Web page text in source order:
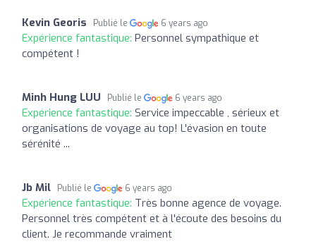
Kevin Georis Publié le 6 years ago
Expérience fantastique: Personnel sympathique et
compétent !
Minh Hung LUU Publié le 6 years ago
Expérience fantastique: Service impeccable , sérieux et
organisations de voyage au top! L'évasion en toute
sérénité ...
Jb Mil Publié le 6 years ago
Expérience fantastique: Très bonne agence de voyage.
Personnel très compétent et à l'écoute des besoins du
client. Je recommande vraiment